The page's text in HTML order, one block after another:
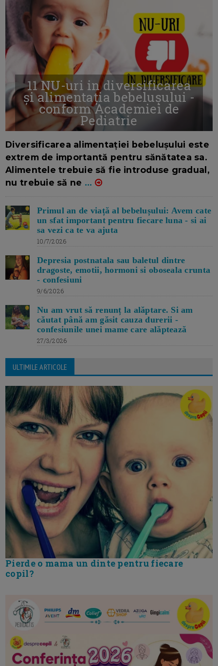
11 NU-uri in diversificarea
și alimentația bebelușului -
conform Academiei de
Pediatrie
Diversificarea alimentației bebelușului este
extrem de importantă pentru sănătatea sa.
Alimentele trebuie să fie introduse gradual,
nu trebuie să ne ...
Primul an de viață al bebelușului: Avem cate
un sfat important pentru fiecare luna - si ai
sa vezi ca te va ajuta
10/7/2026
Depresia postnatala sau baletul dintre
dragoste, emotii, hormoni si oboseala crunta
- confesiuni
9/6/2026
Nu am vrut să renunț la alăptare. Si am
căutat până am găsit cauza durerii -
confesiunile unei mame care alăptează
27/3/2026
ULTIMILE ARTICOLE
Pierde o mama un dinte pentru fiecare
copil?